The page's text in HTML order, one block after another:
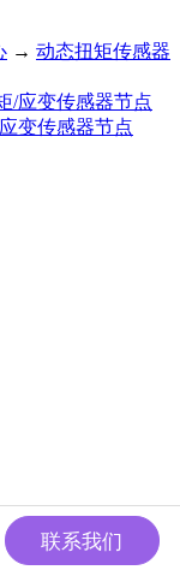
→ 动态扭矩传感器
变传感器节点
联系我们